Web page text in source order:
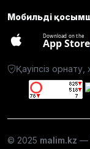
Мобильді
Download on the
App Store
Қауіпсіз
© 2025 malim.kz —